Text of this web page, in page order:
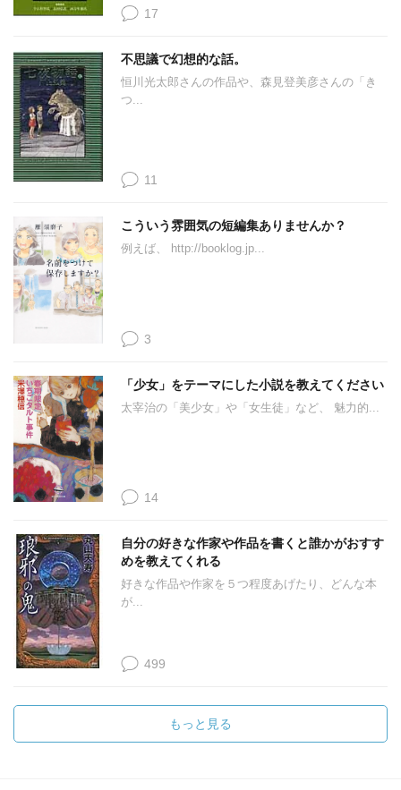
17
不思議で幻想的な話。
恒川光太郎さんの作品や、森見登美彦さんの「き
つ...
11
こういう雰囲気の短編集ありませんか？
例えば、 http://booklog.jp...
3
「少女」をテーマにした小説を教えてください
太宰治の「美少女」や「女生徒」など、 魅力的...
14
自分の好きな作家や作品を書くと誰かがおすす
めを教えてくれる
好きな作品や作家を５つ程度あげたり、どんな本
が...
499
もっと見る